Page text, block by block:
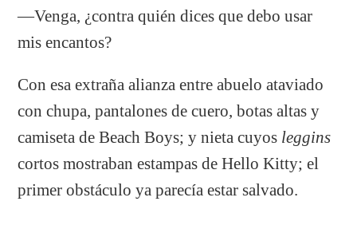
—Venga, ¿contra quién dices que debo usar
mis encantos?
Con esa extraña alianza entre abuelo ataviado
con chupa, pantalones de cuero, botas altas y
camiseta de Beach Boys; y nieta cuyos leggins
cortos mostraban estampas de Hello Kitty; el
primer obstáculo ya parecía estar salvado.